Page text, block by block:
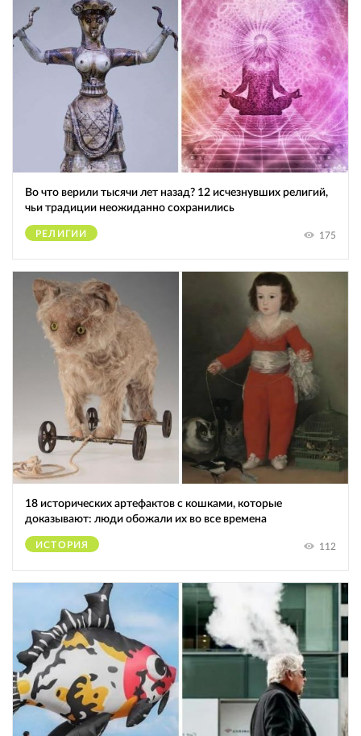
Во что верили тысячи лет назад? 12 исчезнувших религий,
чьи традиции неожиданно сохранились
РЕЛИГИИ 175
18 исторических артефактов с кошками, которые
доказывают: люди обожали их во все времена
ИСТОРИЯ 112